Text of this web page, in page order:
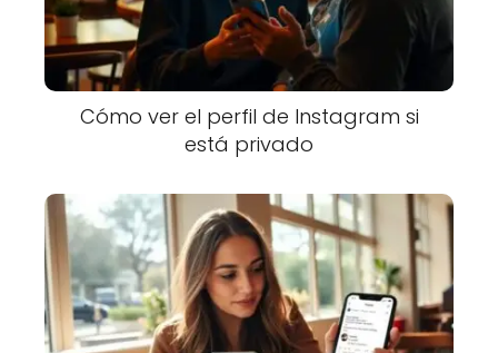
Cómo ver el perfil de Instagram si
está privado